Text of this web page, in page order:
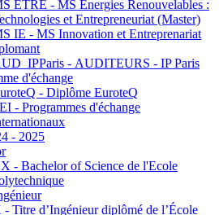
ETRE - MS Energies Renouvelables :
et Entrepreneuriat (Master)
IE - MS Innovation et Entreprenariat
- AUDITEURS - IP Paris
d'échange
- Diplôme EuroteQ
- Programmes d'échange
- 2025
- Bachelor of Science de l'Ecole
- Titre d’Ingénieur diplômé de l’École